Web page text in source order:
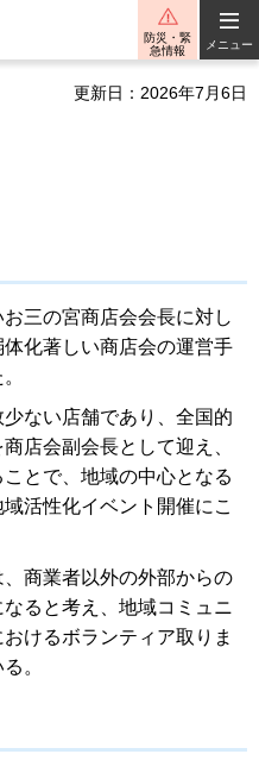
防災・緊
急情報
メニュー
更新日：2026年7月6日
三の宮商店会会長に対し
化著しい商店会の運営手
ない店舗であり、全国的
店会副会長として迎え、
とで、地域の中心となる
活性化イベント開催にこ
商業者以外の外部からの
ると考え、地域コミュニ
けるボランティア取りま
。